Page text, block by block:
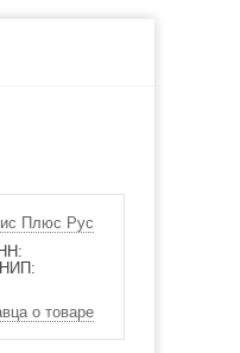
Плюс Рус
о товаре